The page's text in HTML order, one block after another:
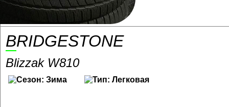
BRIDGESTONE
Blizzak W810